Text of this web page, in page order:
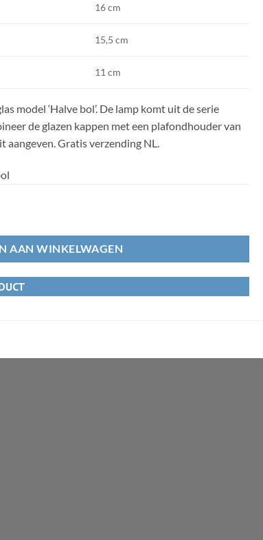
16 cm
15,5 cm
11 cm
model ‘Halve bol’. De lamp komt uit de serie
de glazen kappen met een plafondhouder van
Gratis verzending NL.
AAN WINKELWAGEN